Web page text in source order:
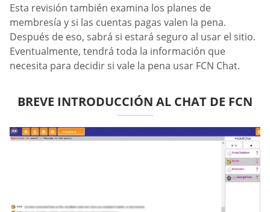
Esta revisión también examina los planes de
membresía y si las cuentas pagas valen la pena.
Después de eso, sabrá si estará seguro al usar el sitio.
Eventualmente, tendrá toda la información que
necesita para decidir si vale la pena usar FCN Chat.
BREVE INTRODUCCIÓN AL CHAT DE FCN